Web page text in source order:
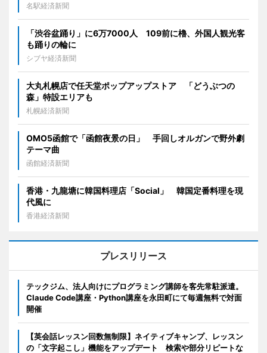
名駅経済新聞
「渋谷盆踊り」に6万7000人 109前に櫓、外国人観光客
も踊りの輪に
シブヤ経済新聞
大丸札幌店で任天堂ポップアップストア 「どうぶつの
森」特設エリアも
札幌経済新聞
OMO5函館で「函館夜景の日」 手回しオルガンで野外劇
テーマ曲
函館経済新聞
香港・九龍塘に韓国料理店「Social」 韓国定番料理を現
代風に
香港経済新聞
プレスリリース
テックジム、法人向けにプログラミング講師を客先常駐派遣。
Claude Code講座・Python講座を永田町にて毎週無料で対面
開催
【英会話レッスン回数無制限】ネイティブキャンプ、レッスン
の「文字起こし」機能をアップデート 検索や部分リピートな